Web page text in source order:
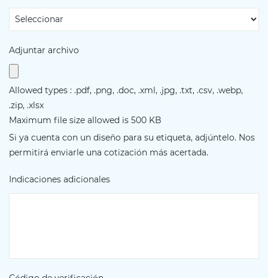
Adjuntar archivo
Allowed types : .pdf, .png, .doc, .xml, .jpg, .txt, .csv, .webp,
.zip, .xlsx
Maximum file size allowed is 500 KB
Si ya cuenta con un diseño para su etiqueta, adjúntelo. Nos
permitirá enviarle una cotización más acertada.
Indicaciones adicionales